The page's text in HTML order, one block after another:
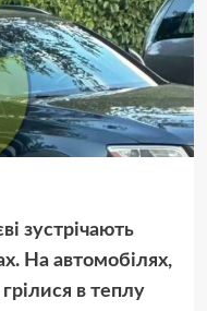
зустрічають
На автомобілях,
в теплу